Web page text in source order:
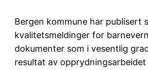
Bergen kommune har publisert
kvalitetsmeldinger for
dokumenter som i vesentlig
resultat av